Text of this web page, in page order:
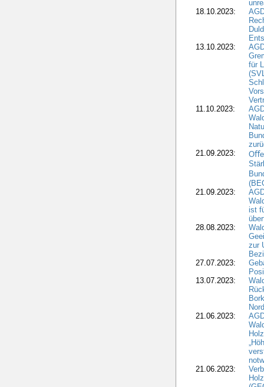
18.10.2023:
13.10.2023:
für
11.10.2023:
21.09.2023:
21.09.2023:
ist
28.08.2023:
zur
27.07.2023:
13.07.2023:
21.06.2023:
21.06.2023: